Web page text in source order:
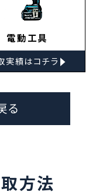
電動工具
実績はコチラ ▸
る
方法